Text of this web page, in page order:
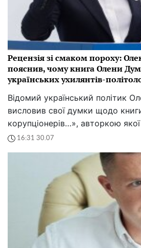
Рецензія зі смаком пороху:
пояснив, чому книга Олени
українських ухилянтів-
Відомий український політик
висловив свої думки щодо
корупціонерів…», авторкою
16:31 30.07